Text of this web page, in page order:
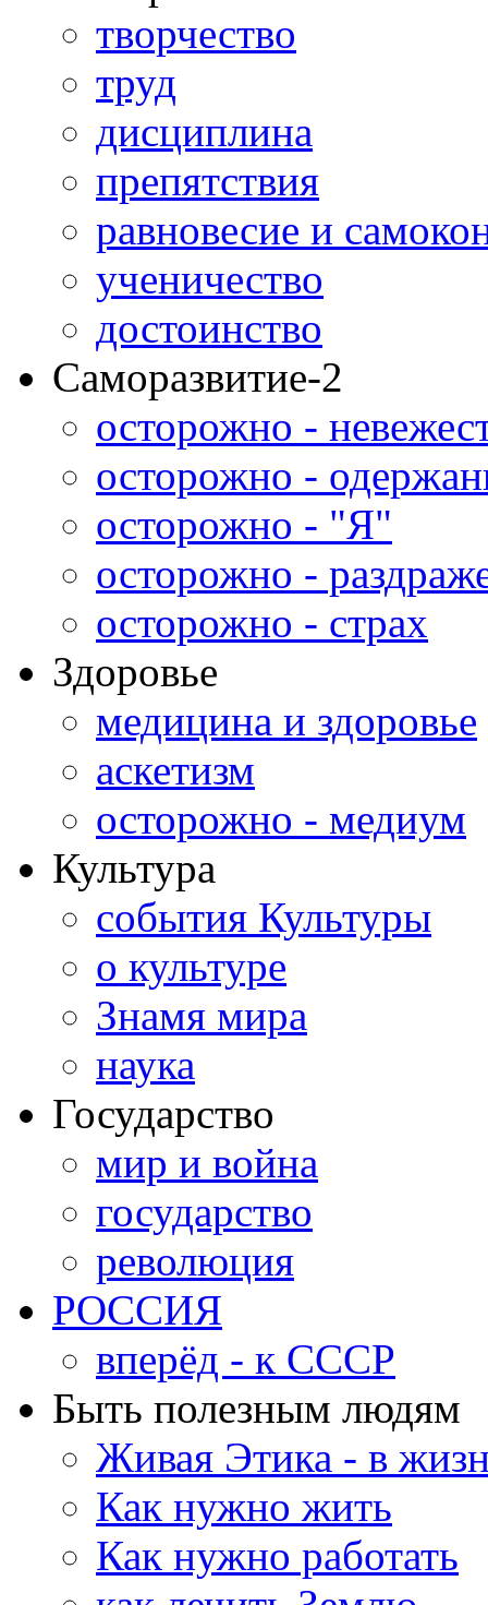
творчество
труд
дисциплина
препятствия
равновесие и
ученичество
достоинство
Саморазвитие-2
осторожно -
осторожно -
осторожно - "Я"
осторожно -
осторожно - страх
Здоровье
медицина и здоровье
аскетизм
осторожно - медиум
Культура
события Культуры
о культуре
Знамя мира
наука
Государство
мир и война
государство
революция
РОССИЯ
вперёд - к СССР
Быть полезным людям
Живая Этика - в
Как нужно жить
Как нужно работать